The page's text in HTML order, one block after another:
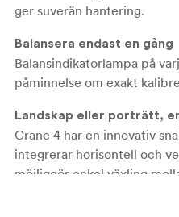
ger suverän hantering.
Balansera endast en gång
Balansindikatorlampa på
påminnelse om exakt
Landskap eller porträtt,
Crane 4 har en innovativ
integrerar horisontell och
möjliggör enkel växling